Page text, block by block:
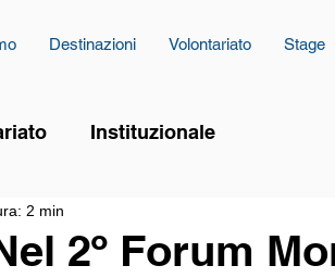
Destinazioni Volontariato Stage
Instituzionale
2º Forum
2 min